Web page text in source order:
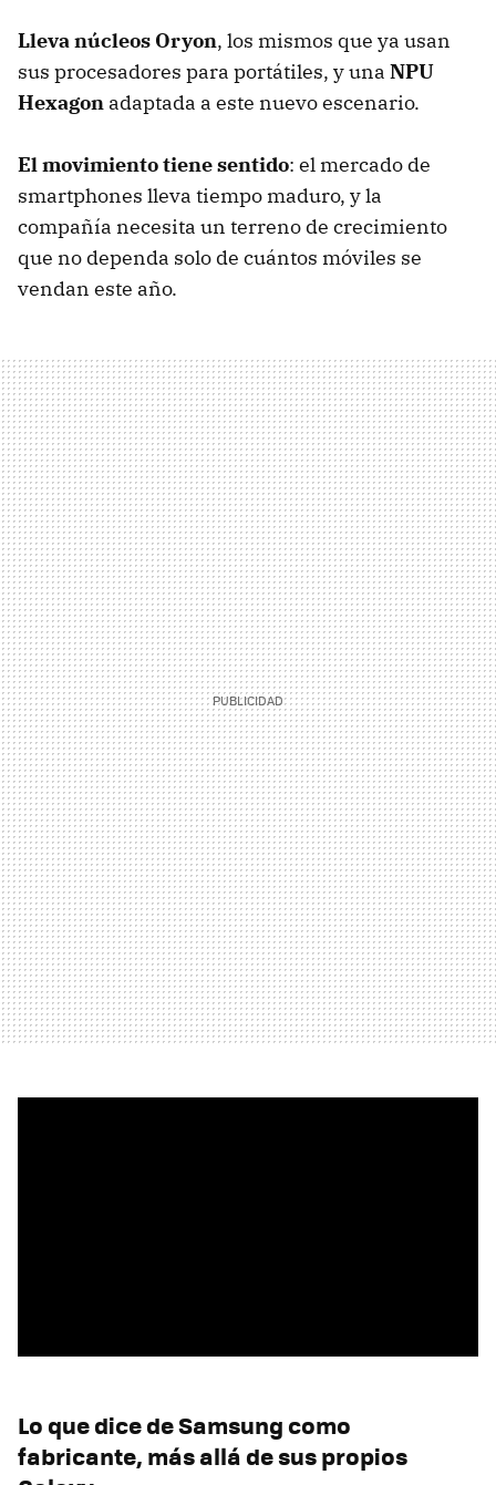
Lleva núcleos Oryon, los mismos que ya usan
sus procesadores para portátiles, y una NPU
Hexagon adaptada a este nuevo escenario.
El movimiento tiene sentido: el mercado de
smartphones lleva tiempo maduro, y la
compañía necesita un terreno de crecimiento
que no dependa solo de cuántos móviles se
vendan este año.
Lo que dice de Samsung como
fabricante, más allá de sus propios